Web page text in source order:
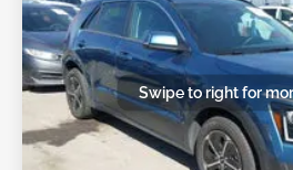
Swipe to right for